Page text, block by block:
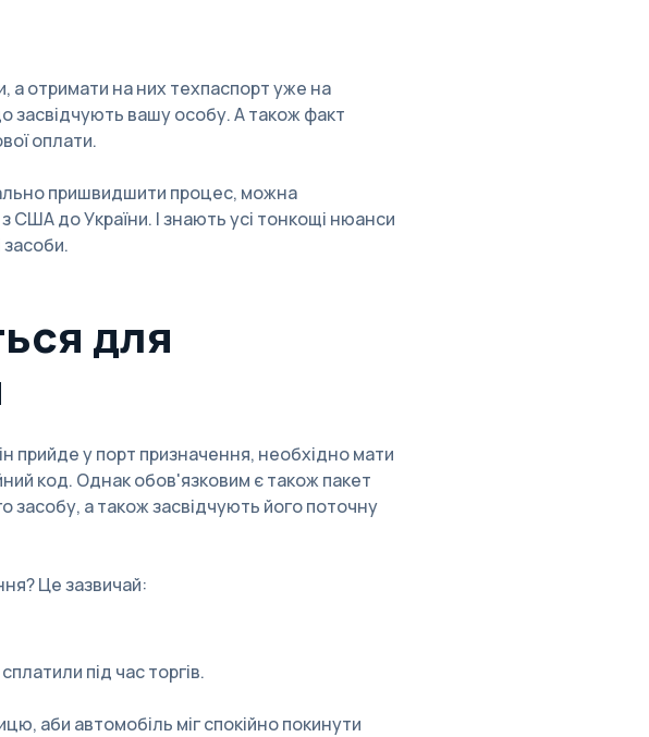
а отримати на них техпаспорт уже на
засвідчують вашу особу. А також факт
оплати.
пришвидшити процес, можна
до України. І знають усі тонкощі нюанси
для
прийде у порт призначення, необхідно мати
код. Однак обов'язковим є також пакет
засобу, а також засвідчують його поточну
Це зазвичай:
під час торгів.
аби автомобіль міг спокійно покинути